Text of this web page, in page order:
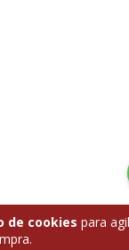
de cookies para